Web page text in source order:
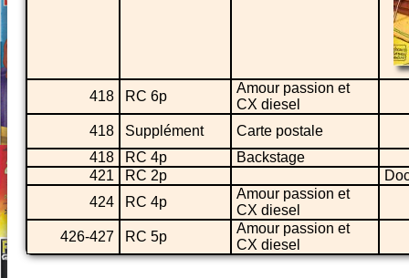
418 RC 6p
Amour passion et
CX diesel
418
Supplément
Carte postale
418
RC 4p
Backstage
421
RC 2p
424
RC 4p
Amour passion et
CX diesel
426-427
RC 5p
Amour passion et
CX diesel